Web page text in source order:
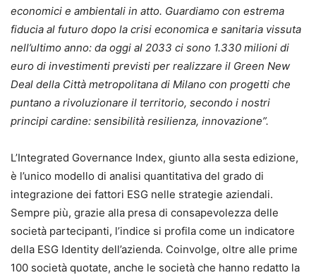
economici e ambientali in atto. Guardiamo con estrema
fiducia al futuro dopo la crisi economica e sanitaria vissuta
nell’ultimo anno: da oggi al 2033 ci sono 1.330 milioni di
euro di investimenti previsti per realizzare il Green New
Deal della Città metropolitana di Milano con progetti che
puntano a rivoluzionare il territorio, secondo i nostri
principi cardine: sensibilità resilienza, innovazione”.
L’Integrated Governance Index, giunto alla sesta edizione,
è l’unico modello di analisi quantitativa del grado di
integrazione dei fattori ESG nelle strategie aziendali.
Sempre più, grazie alla presa di consapevolezza delle
società partecipanti, l’indice si profila come un indicatore
della ESG Identity dell’azienda. Coinvolge, oltre alle prime
100 società quotate, anche le società che hanno redatto la